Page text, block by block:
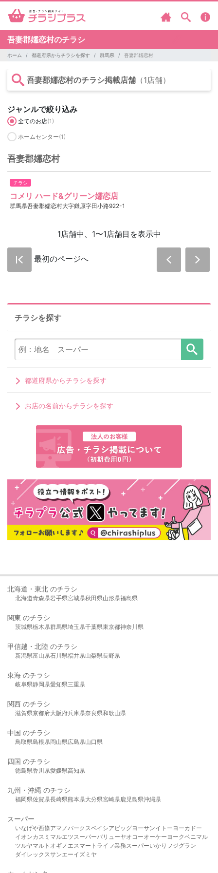
吾妻郡嬬恋村のチラシ
ホーム 都道府県からチラシを探す 群馬県 吾妻郡嬬恋村
吾妻郡嬬恋村のチラシ掲載店舗 （1店舗）
ジャンルで絞り込み
全てのお店(1)
ホームセンター(1)
吾妻郡嬬恋村
チラシ
コメリ ハード&グリーン嬬恋店
群馬県吾妻郡嬬恋村大字鎌原字田小路922-1
1店舗中、1〜1店舗目を表示中
最初のページへ
チラシを探す
都道府県からチラシを探す
お店の名前からチラシを探す
北海道・東北 のチラシ
北海道青森県岩手県宮城県秋田県山形県福島県
関東 のチラシ
茨城県栃木県群馬県埼玉県千葉県東京都神奈川県
甲信越・北陸 のチラシ
新潟県富山県石川県福井県山梨県長野県
東海 のチラシ
岐阜県静岡県愛知県三重県
関西 のチラシ
滋賀県京都府大阪府兵庫県奈良県和歌山県
中国 のチラシ
鳥取県島根県岡山県広島県山口県
四国 のチラシ
徳島県香川県愛媛県高知県
九州・沖縄 のチラシ
福岡県佐賀県長崎県熊本県大分県宮崎県鹿児島県沖縄県
スーパー
いなげや西條アマノパークスベイシア ビッグヨーサンイトーヨーカドー
イオンカスミ マルエツスーパーバリューヤオコーオーケー ヨークベニマル
ツルヤマルト オギノ エスマート ライフ業務スーパーいかり フジグラン
ダイレックスサンエーイズミヤ